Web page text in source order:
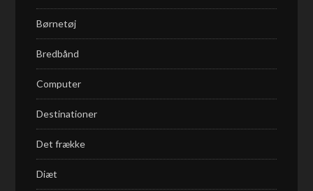
Børnetøj
Bredbånd
Computer
Destinationer
Det frække
Diæt